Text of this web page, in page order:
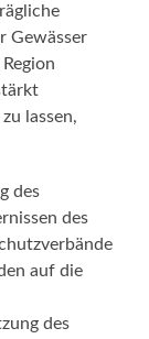
Gewässer
lassen,
des
des
auf die
des